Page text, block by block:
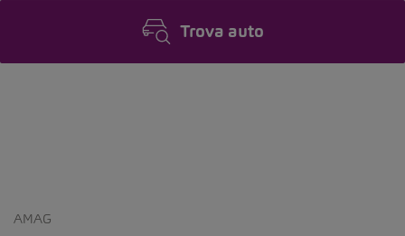
Trova auto
AMAG